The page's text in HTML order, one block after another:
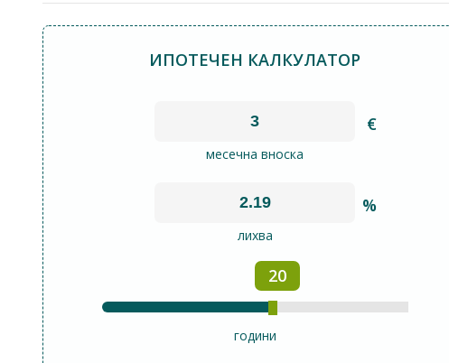
ИПОТЕЧЕН КАЛКУЛАТОР
€
месечна вноска
%
лихва
20
години